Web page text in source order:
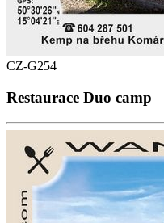
CZ-G254
Restaurace Duo camp